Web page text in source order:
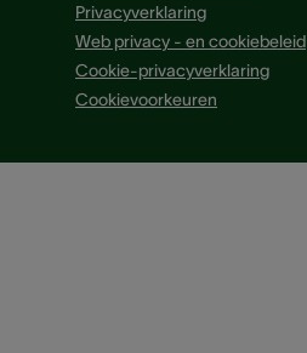
Privacyverklaring
Web privacy - en cookiebeleid
Cookie-privacyverklaring
Cookievoorkeuren